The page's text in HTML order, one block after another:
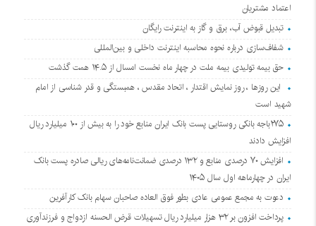
اعتماد مشتریان
تبدیل قبوض آب، برق و گاز به اینترنت رایگان
شفاف‌سازی درباره نحوه محاسبه اینترنت داخلی و بین‌المللی
حق بیمه تولیدی بیمه ملت در چهار ماه نخست امسال از ۱۴.۵ همت گذشت
این روزها ، روز نمایش اقتدار ، اتحاد مقدس ، همبستگی و قدر شناسی از امام
شهید است
۲۷۵باجه بانکی روستایی پست بانک ایران منابع خود را به بیش از ۱۰۰ میلیارد ریال
افزایش دادند
افزایش ۷۰ درصدی منابع و ۱۳۲ درصدی ضمانت‌نامه‌های ریالی صادره پست بانک
ایران در چهارماهه اول سال ۱۴۰۵
دعوت به مجمع عمومی عادی بطور فوق العاده صاحبان سهام بانک کارآفرین
پرداخت افزون بر ۳۲ هزار میلیارد ریال تسهیلات قرض الحسنه ازدواج و فرزندآوری